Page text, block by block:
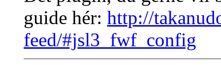
guide hér: http://
feed/#jsl3_fwf_config